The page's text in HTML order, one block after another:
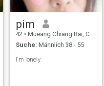
pim
42 • Mueang Chiang Rai, Chiang Rai, Thailand
Suche: Männlich 38 - 55
I'm lonely